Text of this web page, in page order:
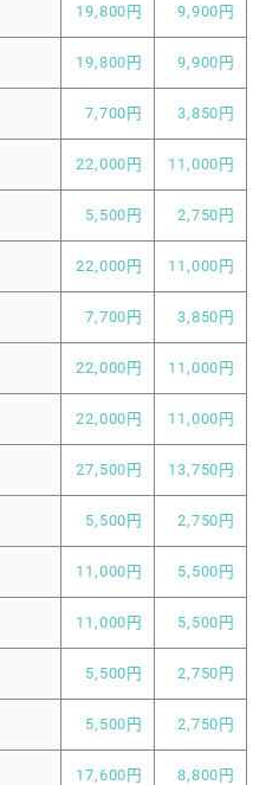
19,800円 9,900円
19,800円 9,900円
7,700円 3,850円
22,000円 11,000円
5,500円 2,750円
22,000円 11,000円
7,700円 3,850円
22,000円 11,000円
22,000円 11,000円
27,500円 13,750円
5,500円 2,750円
11,000円 5,500円
11,000円 5,500円
5,500円 2,750円
5,500円 2,750円
17,600円 8,800円